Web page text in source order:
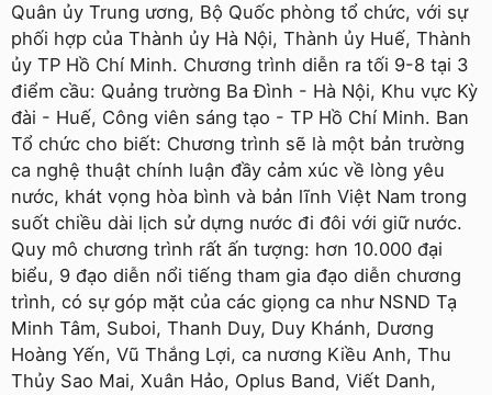
Quân ủy Trung ương, Bộ Quốc phòng tổ chức, với sự
phối hợp của Thành ủy Hà Nội, Thành ủy Huế, Thành
ủy TP Hồ Chí Minh. Chương trình diễn ra tối 9-8 tại 3
điểm cầu: Quảng trường Ba Ðình - Hà Nội, Khu vực Kỳ
đài - Huế, Công viên sáng tạo - TP Hồ Chí Minh. Ban
Tổ chức cho biết: Chương trình sẽ là một bản trường
ca nghệ thuật chính luận đầy cảm xúc về lòng yêu
nước, khát vọng hòa bình và bản lĩnh Việt Nam trong
suốt chiều dài lịch sử dựng nước đi đôi với giữ nước.
Quy mô chương trình rất ấn tượng: hơn 10.000 đại
biểu, 9 đạo diễn nổi tiếng tham gia đạo diễn chương
trình, có sự góp mặt của các giọng ca như NSND Tạ
Minh Tâm, Suboi, Thanh Duy, Duy Khánh, Dương
Hoàng Yến, Vũ Thắng Lợi, ca nương Kiều Anh, Thu
Thủy Sao Mai, Xuân Hảo, Oplus Band, Viết Danh,